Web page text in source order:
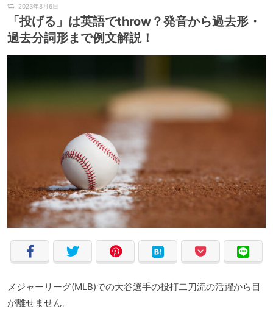
2023年8月6日
「投げる」は英語でthrow？発音から過去形・
過去分詞形まで例文解説！
メジャーリーグ(MLB)での大谷選手の投打二刀流の活躍から目
が離せません。